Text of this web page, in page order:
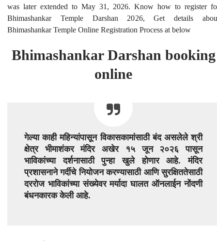
was later extended to May 31, 2026. Know how to register
Bhimashankar Temple Darshan 2026, Get details
Bhimashankar Temple Online Registration Process at below
Bhimashankar Darshan booking
online
गेल्या काही महिन्यांपासून विकासकामांसाठी बंद असलेले श्री
क्षेत्र भीमाशंकर मंदिर अखेर १५ जून २०२६ पासून
भाविकांच्या दर्शनासाठी पुन्हा खुले होणार आहे. मंदिर
प्रशासनाने गर्दीचे नियोजन करण्यासाठी आणि सुरक्षिततेसाठी
दररोज भाविकांच्या संख्येवर मर्यादा घालत ऑनलाईन नोंदणी
बंधनकारक केली आहे.